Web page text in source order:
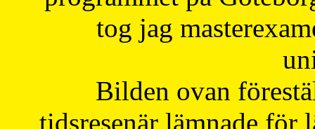
tog jag
Bilden ovan
tidsresenär lämnade för